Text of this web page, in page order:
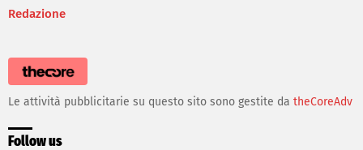
Redazione
Le attività pubblicitarie su questo sito sono gestite da theCoreAdv
Follow us